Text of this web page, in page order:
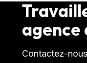
agence
Contactez-